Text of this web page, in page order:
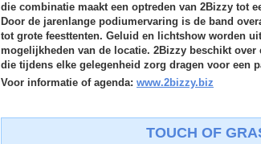
die combinatie maakt een optreden van 2Bizzy tot
Door de jarenlange podiumervaring is de band
tot grote feesttenten. Geluid en lichtshow worden
mogelijkheden van de locatie. 2Bizzy beschikt over
die tijdens elke gelegenheid zorg dragen voor een
Voor informatie of agenda: www.2bizzy.biz
TOUCH OF